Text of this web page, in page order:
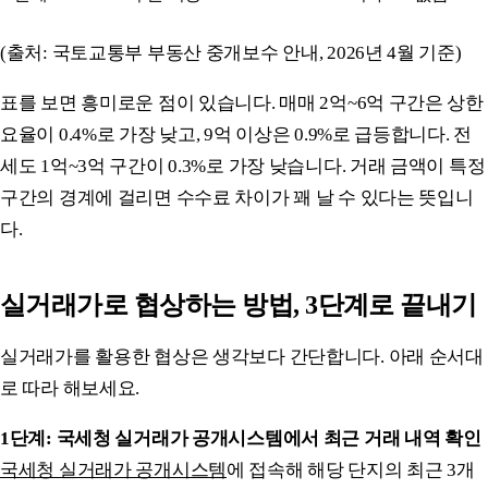
(출처: 국토교통부 부동산 중개보수 안내, 2026년 4월 기준)
표를 보면 흥미로운 점이 있습니다. 매매 2억~6억 구간은 상한
요율이 0.4%로 가장 낮고, 9억 이상은 0.9%로 급등합니다. 전
세도 1억~3억 구간이 0.3%로 가장 낮습니다. 거래 금액이 특정
구간의 경계에 걸리면 수수료 차이가 꽤 날 수 있다는 뜻입니
다.
실거래가로 협상하는 방법, 3단계로 끝내기
실거래가를 활용한 협상은 생각보다 간단합니다. 아래 순서대
로 따라 해보세요.
1단계: 국세청 실거래가 공개시스템에서 최근 거래 내역 확인
국세청 실거래가 공개시스템에 접속해 해당 단지의 최근 3개